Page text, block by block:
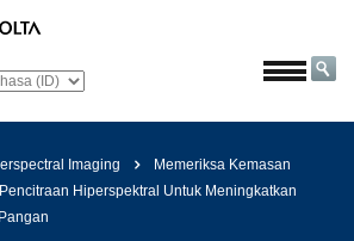
Imaging
Memeriksa Kemasan
Hiperspektral Untuk Meningkatkan